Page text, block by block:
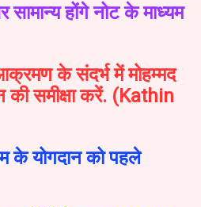
सामान्य होंगे नोट के माध्यम
के संदर्भ में मोहम्मद
की समीक्षा करें. (Kathin
के योगदान को पहले